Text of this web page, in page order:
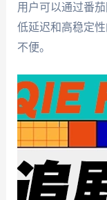
用户可以通过番
低延迟和高稳定
不便。